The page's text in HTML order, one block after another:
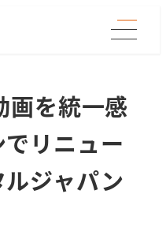
画を統一感
リニュー
ジャパン